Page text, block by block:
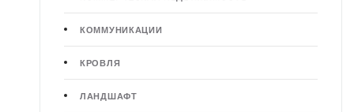
КОММУНИКАЦИИ
КРОВЛЯ
ЛАНДШАФТ